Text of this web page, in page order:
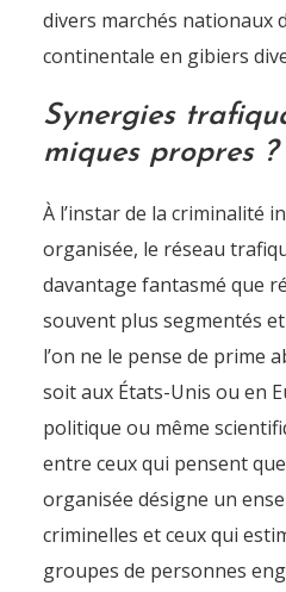
divers marchés nationaux
continentale en gibiers
Synergies
miques propres ?
À l’instar de la criminalité
organisée, le réseau
davantage fantasmé que
souvent plus segmentés
l’on ne le pense de prime
soit aux États-Unis ou en
politique ou même
entre ceux qui pensent
organisée désigne un
criminelles et ceux qui
groupes de personnes